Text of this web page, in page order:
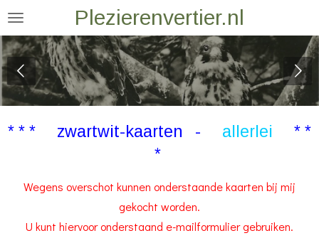
Ga
direct
naar
de
hoofdinhoud
Plezierenvertier.nl
* * * zwartwit-kaarten - allerlei * *
*
Wegens overschot kunnen onderstaande kaarten bij mij
gekocht worden.
U kunt hiervoor onderstaand e-mailformulier gebruiken.